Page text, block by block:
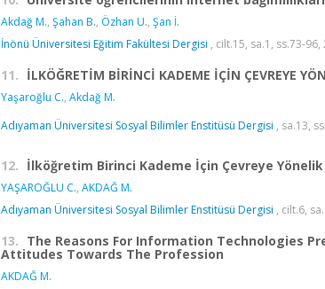
Akdağ M., Şahan B., Özhan U., Şan İ.
İnönü Üniversitesi Eğitim Fakültesi Dergisi , cilt.15, sa.1, ss.73-96,
11. İLKÖĞRETİM BİRİNCİ KADEME İÇİN ÇEVREYE
Yaşaroğlu C., Akdağ M.
Adıyaman Üniversitesi Sosyal Bilimler Enstitüsü Dergisi , sa.13,
12. İlköğretim Birinci Kademe İçin Çevreye
YAŞAROĞLU C., AKDAĞ M.
Adıyaman Üniversitesi Sosyal Bilimler Enstitüsü Dergisi , cilt.6,
13. The Reasons For Information Technologies
Attitudes Towards The Profession
AKDAĞ M.